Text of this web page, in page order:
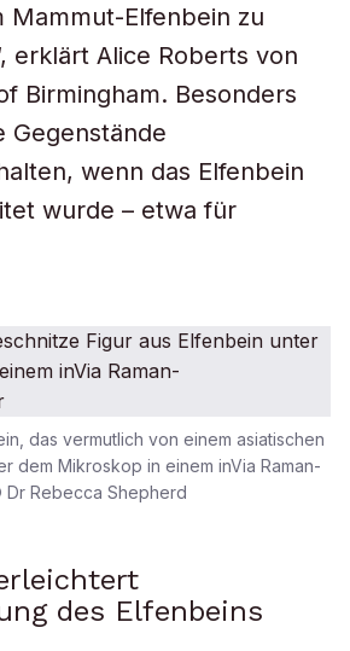
Mammut-Elfenbein zu
erklärt Alice Roberts von
Birmingham. Besonders
Gegenstände
wenn das Elfenbein
wurde – etwa für
das vermutlich von einem asiatischen
dem Mikroskop in einem inVia Raman-
Rebecca Shepherd
des Elfenbeins